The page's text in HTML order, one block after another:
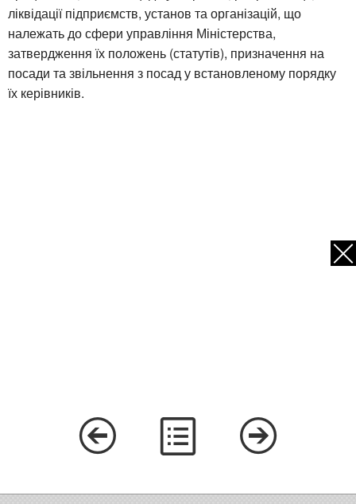
ліквідації підприємств, установ та організацій, що
належать до сфери управління Міністерства,
затвердження їх положень (статутів), призначення на
посади та звільнення з посад у встановленому порядку
їх керівників.